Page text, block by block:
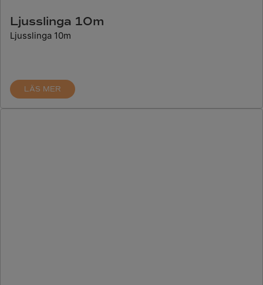
Ljusslinga 10m
Ljusslinga 10m
LÄS MER